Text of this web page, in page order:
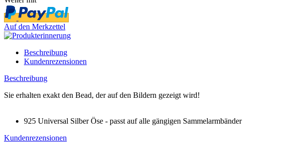
Auf den Merkzettel
Beschreibung
Kundenrezensionen
Beschreibung
Sie erhalten exakt den Bead, der auf den Bildern gezeigt wird!
925 Universal Silber Öse - passt auf alle gängigen Sammelarmbänder
Kundenrezensionen